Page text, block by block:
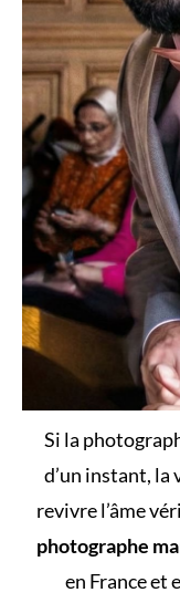
Si la
d’un instant, la
revivre l’âme
photographe
en France et